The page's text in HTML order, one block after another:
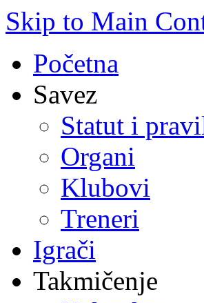
Skip to Main
Početna
Savez
Statut i
Organi
Klubovi
Treneri
Igrači
Takmičenje